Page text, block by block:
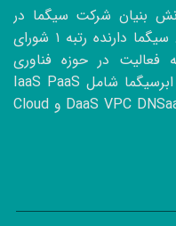
بنیان شرکت سیگما در
زمینه سرویسهای ابر عمومی میباشد. سیگما دارنده رتبه ۱ شورای
در حوزه فناوری
اطلاعات میباشد. سرویسهای cloud ابرسیگما شامل IaaS PaaS
DaaS VPC DNSaaS LBaaS FWaaS VPNaaS DBaaS و Cloud